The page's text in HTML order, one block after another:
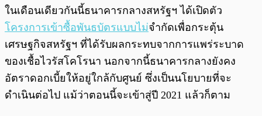
ในเดือนเดียวกันนี้ธนาคารกลางสหรัฐฯ ได้เปิดตัว
โครงการเข้าซื้อพันธบัตรแบบไม่จำกัดเพื่อกระตุ้น
เศรษฐกิจสหรัฐฯ ที่ได้รับผลกระทบจากการแพร่ระบาด
ของเชื้อไวรัสโคโรนา นอกจากนี้ธนาคารกลางยังคง
อัตราดอกเบี้ยให้อยู่ใกล้กับศูนย์ ซึ่งเป็นนโยบายที่จะ
ดำเนินต่อไป แม้ว่าตอนนี้จะเข้าสู่ปี 2021 แล้วก็ตาม